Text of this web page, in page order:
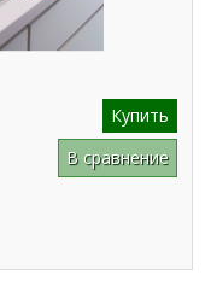
Купить
В сравнение